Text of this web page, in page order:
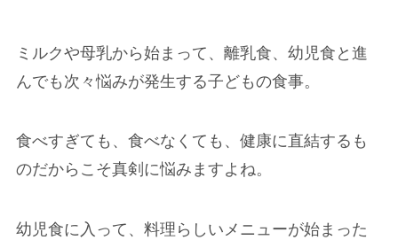
ミルクや母乳から始まって、離乳食、幼児食と進
んでも次々悩みが発生する子どもの食事。
食べすぎても、食べなくても、健康に直結するも
のだからこそ真剣に悩みますよね。
幼児食に入って、料理らしいメニューが始まった